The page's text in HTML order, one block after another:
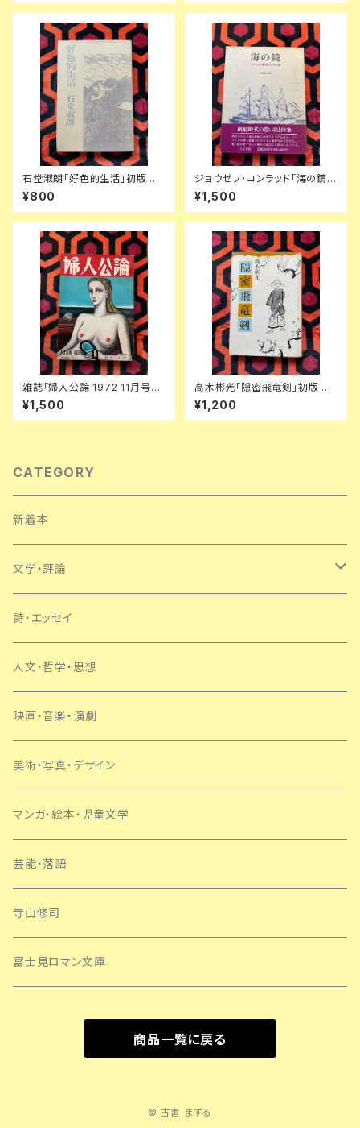
朔 天声出版
石堂淑朗「好色的生活」初版 装
幀:司修 講談社
¥800
ジョウゼフ・コンラッド「海の鏡
コンラッド海洋エッセイ集」木宮
直仁訳 初版 帯付き 人文書院
¥1,500
雑誌「婦人公論 1972 11月号」
表紙:金子國義 中央公論社 澁澤
龍彦 ダリ 後藤明生 倉橋由美子
中野良子
¥1,500
高木彬光「隠密飛竜剣」初版 装
幀:中尾進 東京文藝社
¥1,200
CATEGORY
新着本
文学・評論
日本
外国
SF・ミステリー
詩・エッセイ
人文・哲学・思想
映画・音楽・演劇
美術・写真・デザイン
マンガ・絵本・児童文学
芸能・落語
寺山修司
富士見ロマン文庫
商品一覧に戻る
© 古書 まずる